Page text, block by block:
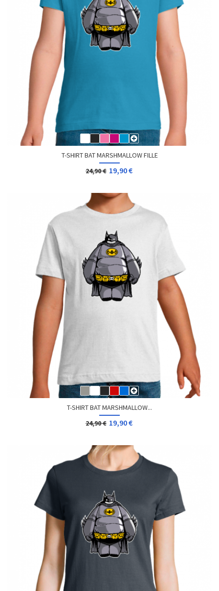
T-SHIRT BAT MARSHMALLOW FILLE
24,90 € 19,90 €
T-SHIRT BAT MARSHMALLOW...
24,90 € 19,90 €